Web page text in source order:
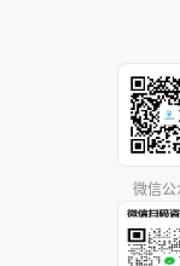
微信公